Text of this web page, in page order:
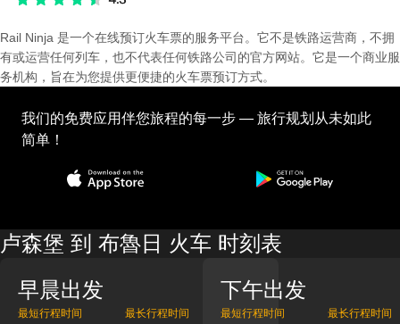
Rail Ninja 是一个在线预订火车票的服务平台。它不是铁路运营商，不拥
有或运营任何列车，也不代表任何铁路公司的官方网站。它是一个商业服
务机构，旨在为您提供更便捷的火车票预订方式。
我们的免费应用伴您旅程的每一步 — 旅行规划从未如此
简单！
卢森堡 到 布魯日 火车 时刻表
早晨出发
最短行程时间 最长行程时间
下午出发
最短行程时间 最长行程时间